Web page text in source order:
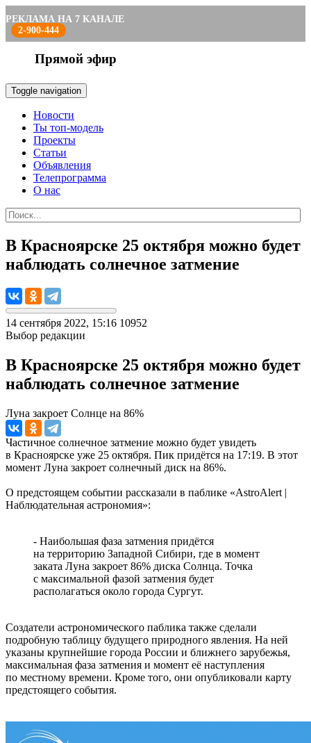
РЕКЛАМА НА 7 КАНАЛЕ
2-900-444
Прямой эфир
Toggle navigation
Новости
Ты топ-модель
Проекты
Статьи
Объявления
Телепрограмма
О нас
В Красноярске 25 октября можно будет
наблюдать солнечное затмение
14 сентября 2022, 15:16 10952
Выбор редакции
В Красноярске 25 октября можно будет
наблюдать солнечное затмение
Луна закроет Солнце на 86%
Частичное солнечное затмение можно будет увидеть
в Красноярске уже 25 октября. Пик придётся на 17:19. В этот
момент Луна закроет солнечный диск на 86%.
О предстоящем событии рассказали в паблике «AstroAlert |
Наблюдательная астрономия»:
- Наибольшая фаза затмения придётся
на территорию Западной Сибири, где в момент
заката Луна закроет 86% диска Солнца. Точка
с максимальной фазой затмения будет
располагаться около города Сургут.
Создатели астрономического паблика также сделали
подробную таблицу будущего природного явления. На ней
указаны крупнейшие города России и ближнего зарубежья,
максимальная фаза затмения и момент её наступления
по местному времени. Кроме того, они опубликовали карту
предстоящего события.